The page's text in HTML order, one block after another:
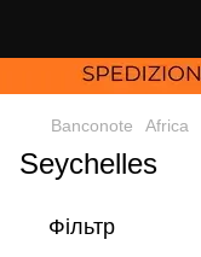
Banconote Africa
Seychelles
Фільтр